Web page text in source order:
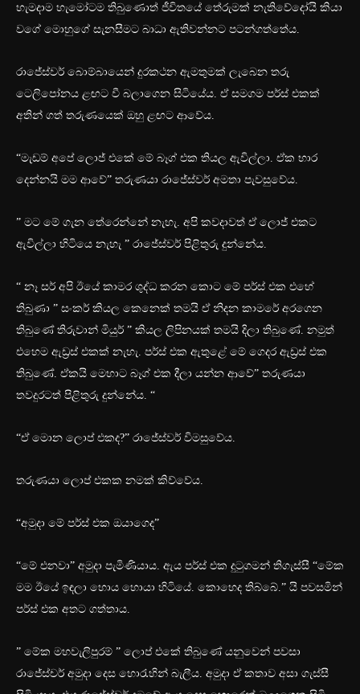
හැමදාම හැමෝටම තිබුණොත් ජීවිතයේ තේරුමක් නැතිවේදෝයි කියා
වගේ මොහුගේ සැනසීමට බාධා ඇතිවන්නට පටන්ගත්තේය.
රාජේස්වර් බොම්බායෙන් දුරකථන ඇමතුමක් ලැබෙන තරු
ටෙලිපෝනය ළඟට වී බලාගෙන සිටියේය. ඒ සමගම පර්ස් එකක්
අතින් ගත් තරුණයෙක් ඔහු ළඟට ආවේය.
“මැඩම් අපේ ලොජ් එකේ මේ බෑග් එක තියල ඇවිල්ලා. ඒක භාර
දෙන්නයි මම ආවේ” තරුණයා රාජේස්වර් අමතා පැවසුවේය.
” මට මේ ගැන තේරෙන්නේ නැහැ. අපි කවදාවත් ඒ ලොජ් එකට
ඇවිල්ලා හිටියෙ නැහැ ” රාජේස්වර් පිළිතුරු දුන්නේය.
“ නෑ සර් අපි ඊයේ කාමර ශුද්ධ කරන කොට මේ පර්ස් එක එහේ
තිබුණා ” සංකර් කියල කෙනෙක් තමයි ඒ නිදන කාමරේ අරගෙන
තිබුණේ තිරුවාන් මියුර් ” කියල ලිපිනයක් තමයි දිලා තිබුණේ. නමුත්
එහෙම ඇඩ්‍රස් එකක් නැහැ. පර්ස් එක ඇතුළේ මේ ගෙදර ඇඩ්‍රස් එක
තිබුණේ. ඒකයි මෙහාට බෑග් එක දීලා යන්න ආවේ” තරුණයා
තවදුරටත් පිළිතුරු දුන්නේය. “
“ඒ මොන ලොප් එකද?” රාජේස්වර් විමසුවේය.
තරුණයා ලොප් එකක නමක් කිව්වේය.
“අමුදා මේ පර්ස් එක ඔයාගෙද”
“මේ එනවා” අමුදා පැමිණියාය. ඇය පර්ස් එක දුටුගමන් තිගැස්සී “මේක
මම ඊයේ ඉඳලා හොය හොයා හිටියේ. කොහෙද තිබ්බේ.” යි පවසමින්
පර්ස් එක අතට ගත්තාය.
” මේක මහවැලිපුරම් ” ලොප් එකේ තිබුණේ යනුවෙන් පවසා
රාජේස්චර් අමුදා දෙස හොරැහින් බැලීය. අමුදා ඒ කතාව අසා ගැස්සී